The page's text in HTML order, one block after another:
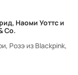
Наоми Уоттс и
Co.
Розэ из Blackpink,